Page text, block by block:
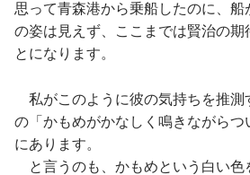
思って青森港から乗船したのに、
の姿は見えず、ここまでは賢治の期
とになります。
私がこのように彼の気持ちを推測
の「かもめがかなしく鳴きながらつ
にあります。
と言うのも、かもめという白い色